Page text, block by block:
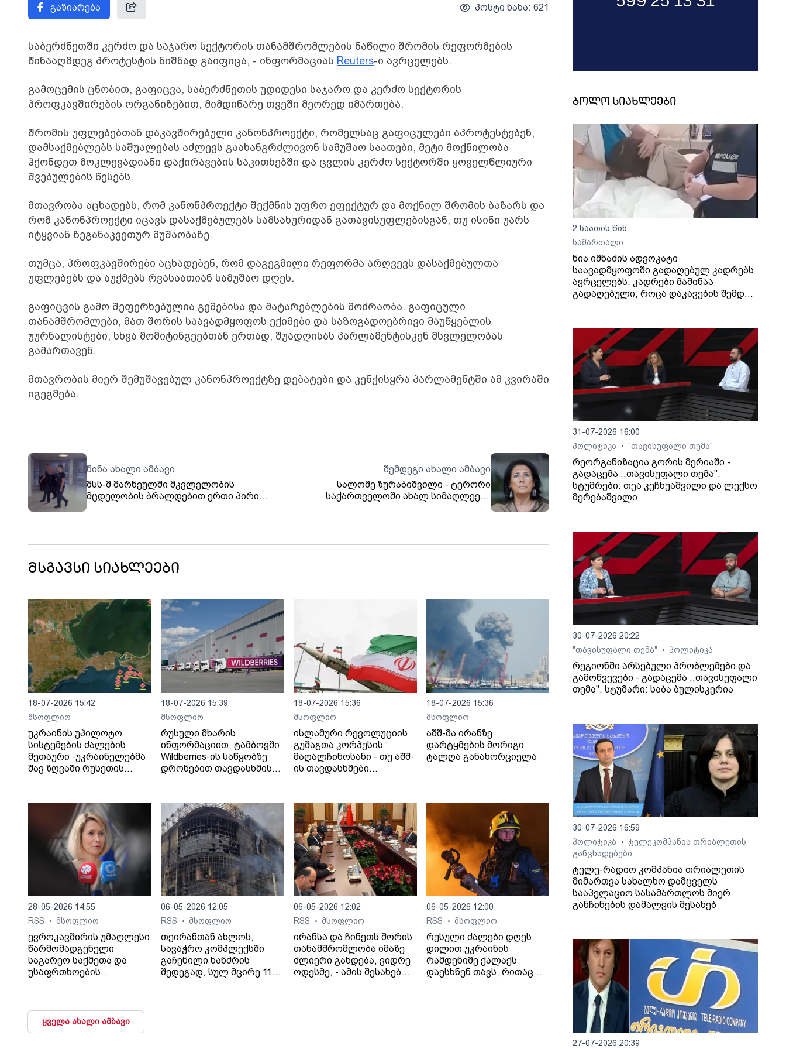
გაზიარება პოსტი ნახა: 621
საბერძნეთში კერძო და საჯარო სექტორის თანამშრომლების ნაწილი შრომის რეფორმების
წინააღმდეგ პროტესტის ნიშნად გაიფიცა, - ინფორმაციას Reuters-ი ავრცელებს.
გამოცემის ცნობით, გაფიცვა, საბერძნეთის უდიდესი საჯარო და კერძო სექტორის
პროფკავშირების ორგანიზებით, მიმდინარე თვეში მეორედ იმართება.
შრომის უფლებებთან დაკავშირებული კანონპროექტი, რომელსაც გაფიცულები აპროტესტებენ,
დამსაქმებლებს საშუალებას აძლევს გაახანგრძლივონ სამუშაო საათები, მეტი მოქნილობა
ჰქონდეთ მოკლევადიანი დაქირავების საკითხებში და ცვლის კერძო სექტორში ყოველწლიური
შვებულების წესებს.
მთავრობა აცხადებს, რომ კანონპროექტი შექმნის უფრო ეფექტურ და მოქნილ შრომის ბაზარს და
რომ კანონპროექტი იცავს დასაქმებულებს სამსახურიდან გათავისუფლებისგან, თუ ისინი უარს
იტყვიან ზეგანაკვეთურ მუშაობაზე.
თუმცა, პროფკავშირები აცხადებენ, რომ დაგეგმილი რეფორმა არღვევს დასაქმებულთა
უფლებებს და აუქმებს რვასაათიან სამუშაო დღეს.
გაფიცვის გამო შეფერხებულია გემებისა და მატარებლების მოძრაობა. გაფიცული
თანამშრომლები, მათ შორის საავადმყოფოს ექიმები და საზოგადოებრივი მაუწყებლის
ჟურნალისტები, სხვა მომიტინგეებთან ერთად, შუადღისას პარლამენტისკენ მსვლელობას
გამართავენ.
მთავრობის მიერ შემუშავებულ კანონპროექტზე დებატები და კენჭისყრა პარლამენტში ამ კვირაში
იგეგმება.
წინა ახალი ამბავი
შსს-მ მარნეულში მკვლელობის
მცდელობის ბრალდებით ერთი პირი
შემდეგი ახალი ამბავი
სალომე ზურაბიშვილი - ტერორი
საქართველოში ახალ სიმაღლეებს
აღწევს!
მსგავსი სიახლეები
18-07-2026 15:42
მსოფლიო
უკრაინის უპილოტო
სისტემების ძალების
მეთაური -უკრაინელებმა
შავ ზღვაში რუსეთის
18-07-2026 15:39
მსოფლიო
რუსული მხარის
ინფორმაციით, ტამბოვში
Wildberries-ის საწყობზე
დრონებით თავდასხმის
18-07-2026 15:36
მსოფლიო
ისლამური რევოლუციის
გუშაგთა კორპუსის
მაღალჩინოსანი - თუ აშშ-
ის თავდასხმები
შეტევითი ოპერაციების
ფაზაში გადავალთ.
18-07-2026 15:36
მსოფლიო
აშშ-მა ირანზე
დარტყმების მორიგი
ტალღა განახორციელა
28-05-2026 14:55
RSS
• მსოფლიო
ევროკავშირის უმაღლესი
წარმომადგენელი
საგარეო საქმეთა და
უსაფრთხოების
საკითხზე
მოლაპარაკებების
06-05-2026 12:05
RSS
• მსოფლიო
თეირანთან ახლოს,
სავაჭრო კომპლექსში
გაჩენილი ხანძრის
შედეგად, სულ მცირე 11
06-05-2026 12:02
RSS
• მსოფლიო
ირანსა და ჩინეთს შორის
თანამშრომლობა იმაზე
ძლიერი გახდება, ვიდრე
ოდესმე, - ამის შესახებ
06-05-2026 12:00
RSS
• მსოფლიო
რუსული ძალები დღეს
დილით უკრაინის
რამდენიმე ქალაქს
დაესხნენ თავს, რითაც
ყველა ახალი ამბავი
ბოლო სიახლეები
2 საათის წინ
სამართალი
ნია იმნაძის ადვოკატი
საავადმყოფოში გადაღებულ კადრებს
ავრცელებს. კადრები მაშინაა
გადაღებული, როცა დაკავების შემდეგ
31-07-2026 16:00
პოლიტიკა
• "თავისუფალი თემა"
რეორგანიზაცია გორის მერიაში -
გადაცემა ,,თავისუფალი თემა".
სტუმრები: თეა კეჩხუაშვილი და ლექსო
მერებაშვილი
30-07-2026 20:22
"თავისუფალი თემა"
• პოლიტიკა
რეგიონში არსებული პრობლემები და
გამოწვევები - გადაცემა ,,თავისუფალი
თემა". სტუმარი: საბა ბულისკერია
30-07-2026 16:59
პოლიტიკა
•
ტელეკომპანია თრიალეთის
განცხადებები
ტელე-რადიო კომპანია თრიალეთის
მიმართვა სახალხო დამცველს
სააპელაციო სასამართლოს მიერ
განჩინების დამალვის შესახებ
27-07-2026 20:39